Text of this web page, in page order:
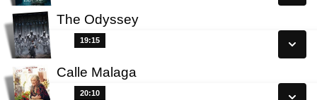
Se alle dage
The Odyssey
19:15
Se alle dage
Calle Malaga
20:10